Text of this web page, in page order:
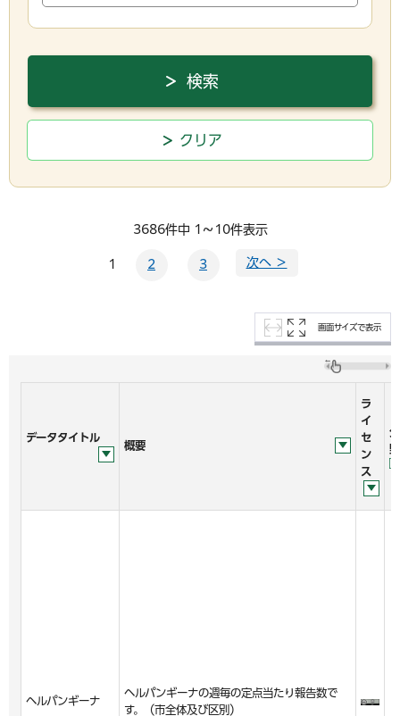
3686件中 1～10件表示
1 2 3 次へ ＞
画面サイズで表示
データタイトル
概要
ラ
イ
セ
ン
ス
分
野
ヘルパンギーナ
ヘルパンギーナの週毎の定点当たり報告数で
す。（市全体及び区別）